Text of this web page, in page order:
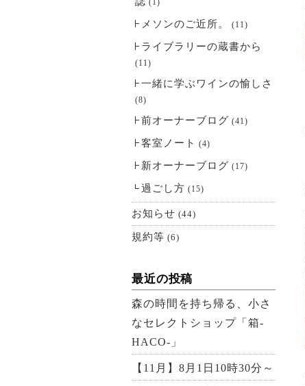
(1)
メソンのご近所。 (11)
ライブラリーの蔵書から
(11)
一緒に学ぶワインの愉しさ
(8)
前オーナーブログ (41)
客室ノート (4)
新オーナーブログ (17)
過ごし方 (15)
お知らせ (44)
規約等 (6)
最近の投稿
森の時間を持ち帰る、小さ
なセレクトショップ「箱-
HACO-」
【11月】8月1日10時30分～